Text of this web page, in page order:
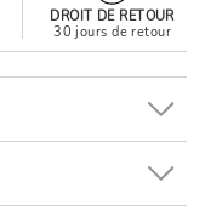
DROIT DE RETOUR
30 jours de retour